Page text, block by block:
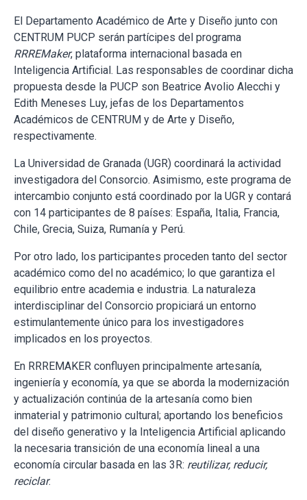
El Departamento Académico de Arte y Diseño junto con
CENTRUM PUCP serán partícipes del programa
RRREMaker, plataforma internacional basada en
Inteligencia Artificial. Las responsables de coordinar dicha
propuesta desde la PUCP son Beatrice Avolio Alecchi y
Edith Meneses Luy, jefas de los Departamentos
Académicos de CENTRUM y de Arte y Diseño,
respectivamente.
La Universidad de Granada (UGR) coordinará la actividad
investigadora del Consorcio. Asimismo, este programa de
intercambio conjunto está coordinado por la UGR y contará
con 14 participantes de 8 países: España, Italia, Francia,
Chile, Grecia, Suiza, Rumanía y Perú.
Por otro lado, los participantes proceden tanto del sector
académico como del no académico; lo que garantiza el
equilibrio entre academia e industria. La naturaleza
interdisciplinar del Consorcio propiciará un entorno
estimulantemente único para los investigadores
implicados en los proyectos.
En RRREMAKER confluyen principalmente artesanía,
ingeniería y economía, ya que se aborda la modernización
y actualización continúa de la artesanía como bien
inmaterial y patrimonio cultural; aportando los beneficios
del diseño generativo y la Inteligencia Artificial aplicando
la necesaria transición de una economía lineal a una
economía circular basada en las 3R: reutilizar, reducir,
reciclar.